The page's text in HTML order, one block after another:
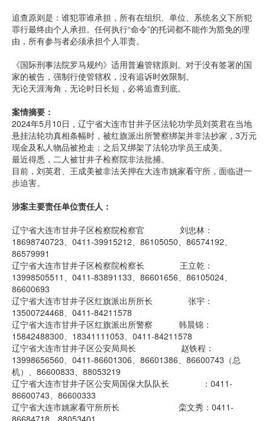
追查原则是：谁犯罪谁承担，所有在组织、单位、系统名义下所犯
罪行最终由个人承担。任何执行“命令”的托词都不能作为豁免的理
由，所有参与者必须承担个人罪责。
《国际刑事法院罗马规约》适用普遍管辖原则。对于没有签署的国
家的被告，强制行使管辖权，没有追诉时效限制。
无论天涯海角，无论时日长短，必将追查到底。
案情摘要：
2024年5月10日，辽宁省大连市甘井子区法轮功学员刘英君在当地
悬挂法轮功真相条幅时，被红旗派出所警察绑架并非法抄家，3万元
现金及私人物品被抢走；之后又绑架了法轮功学员王成美。
最近得悉，二人被甘井子检察院非法批捕。
目前，刘英君、王成美被非法关押在大连市姚家看守所，面临进一
步迫害。
涉案主要责任单位责任人：
辽宁省大连市甘井子区检察院检察官 刘忠林：
18698740723、0411-39915212、86105050、86574192、
86579991
辽宁省大连市甘井子区检察院检察长 王立乾：
13998505511、0411-83891133、86601656、86105024、
86600693
辽宁省大连市甘井子区红旗派出所所长 张宇：
13500724468、0411-84211578
辽宁省大连市甘井子区红旗派出所警察 韩晨锦：
15842488300、18341111053、0411-84211578
辽宁省大连市甘井子区公安局局长 赵铁程：
13998656560、0411-86601306、86601386、86600743（总
机）、86600833、88053219
辽宁省大连市甘井子区公安局国保大队队长 ：0411-
86600743、86600333
辽宁省大连市姚家看守所所长 栾文秀：0411-
86684718、88053401